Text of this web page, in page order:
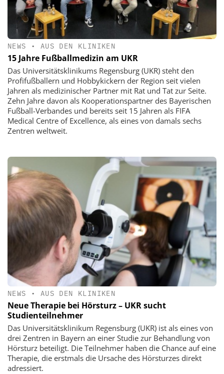
NEWS • AUS DEN KLINIKEN
15 Jahre Fußballmedizin am UKR
Das Universitätsklinikums Regensburg (UKR) steht den
Profifußballern und Hobbykickern der Region seit vielen
Jahren als medizinischer Partner mit Rat und Tat zur Seite.
Zehn Jahre davon als Kooperationspartner des Bayerischen
Fußball-Verbandes und bereits seit 15 Jahren als FIFA
Medical Centre of Excellence, als eines von damals sechs
Zentren weltweit.
NEWS • AUS DEN KLINIKEN
Neue Therapie bei Hörsturz – UKR sucht
Studienteilnehmer
Das Universitätsklinikum Regensburg (UKR) ist als eines von
drei Zentren in Bayern an einer Studie zur Behandlung von
Hörsturz beteiligt. Die Teilnehmer haben die Chance auf eine
Therapie, die erstmals die Ursache des Hörsturzes direkt
adressiert.